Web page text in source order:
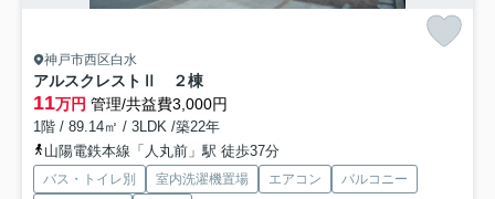
神戸市西区白水
アルスクレストⅡ ２棟
11万円 管理/共益費3,000円
1階 / 89.14㎡ / 3LDK /築22年
山陽電鉄本線「人丸前」駅 徒歩37分
バス・トイレ別 室内洗濯機置場 エアコン
バルコニー